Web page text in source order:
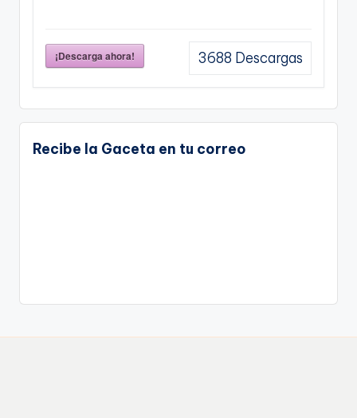
¡Descarga ahora! 3688 Descargas
Recibe la Gaceta en tu correo